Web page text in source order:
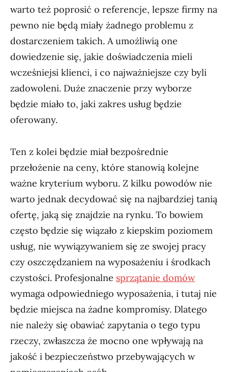
warto też poprosić o referencje, lepsze firmy na
pewno nie będą miały żadnego problemu z
dostarczeniem takich. A umożliwią one
dowiedzenie się, jakie doświadczenia mieli
wcześniejsi klienci, i co najważniejsze czy byli
zadowoleni. Duże znaczenie przy wyborze
będzie miało to, jaki zakres usług będzie
oferowany.
Ten z kolei będzie miał bezpośrednie
przełożenie na ceny, które stanowią kolejne
ważne kryterium wyboru. Z kilku powodów nie
warto jednak decydować się na najbardziej tanią
ofertę, jaką się znajdzie na rynku. To bowiem
często będzie się wiązało z kiepskim poziomem
usług, nie wywiązywaniem się ze swojej pracy
czy oszczędzaniem na wyposażeniu i środkach
czystości. Profesjonalne sprzątanie domów
wymaga odpowiedniego wyposażenia, i tutaj nie
będzie miejsca na żadne kompromisy. Dlatego
nie należy się obawiać zapytania o tego typu
rzeczy, zwłaszcza że mocno one wpływają na
jakość i bezpieczeństwo przebywających w